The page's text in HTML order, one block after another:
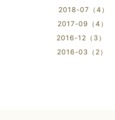
2018-07（4）
2017-09（4）
2016-12（3）
2016-03（2）